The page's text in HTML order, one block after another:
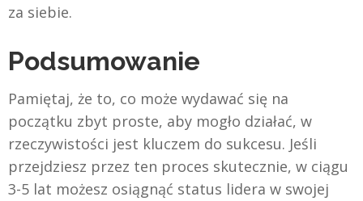
za siebie.
Podsumowanie
Pamiętaj, że to, co może wydawać się na
początku zbyt proste, aby mogło działać, w
rzeczywistości jest kluczem do sukcesu. Jeśli
przejdziesz przez ten proces skutecznie, w ciągu
3-5 lat możesz osiągnąć status lidera w swojej